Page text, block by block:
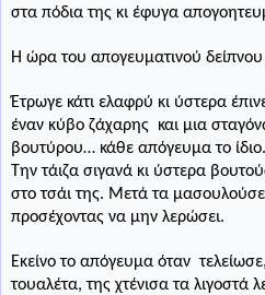
στα πόδια της κι έφυγα
Η ώρα του απογευματινού δείπνου
Έτρωγε κάτι ελαφρύ κι ύστερα
έναν κύβο ζάχαρης και μια
βουτύρου… κάθε απόγευμα το ίδιο.
Την τάιζα σιγανά κι ύστερα
στο τσάι της. Μετά τα μασουλούσε
προσέχοντας να μην λερώσει.
Εκείνο το απόγευμα όταν
τουαλέτα, της χτένισα τα λιγοστά